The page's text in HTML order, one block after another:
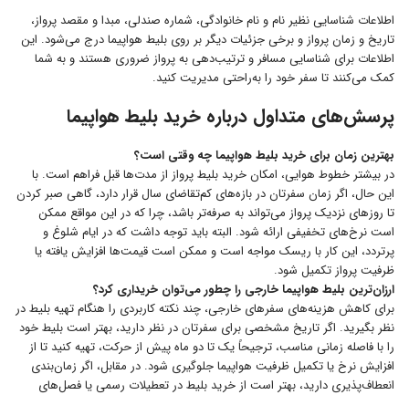
اطلاعات شناسایی نظیر نام و نام خانوادگی، شماره صندلی، مبدا و مقصد پرواز،
تاریخ و زمان پرواز و برخی جزئیات دیگر بر روی بلیط هواپیما درج می‌شود. این
اطلاعات برای شناسایی مسافر و ترتیب‌دهی به پرواز ضروری هستند و به شما
کمک می‌کنند تا سفر خود را به‌راحتی مدیریت کنید.
پرسش‌های متداول درباره خرید بلیط هواپیما
بهترین زمان برای خرید بلیط هواپیما چه وقتی است؟
در بیشتر خطوط هوایی، امکان خرید بلیط پرواز از مدت‌ها قبل فراهم است. با
این حال، اگر زمان سفرتان در بازه‌های کم‌تقاضای سال قرار دارد، گاهی صبر کردن
تا روزهای نزدیک پرواز می‌تواند به صرفه‌تر باشد، چرا که در این مواقع ممکن
است نرخ‌های تخفیفی ارائه شود. البته باید توجه داشت که در ایام شلوغ و
پرتردد، این کار با ریسک مواجه است و ممکن است قیمت‌ها افزایش یافته یا
ظرفیت پرواز تکمیل شود.
ارزان‌ترین بلیط هواپیما خارجی را چطور می‌توان خریداری کرد؟
برای کاهش هزینه‌های سفرهای خارجی، چند نکته کاربردی را هنگام تهیه بلیط در
نظر بگیرید. اگر تاریخ مشخصی برای سفرتان در نظر دارید، بهتر است بلیط خود
را با فاصله زمانی مناسب، ترجیحاً یک تا دو ماه پیش از حرکت، تهیه کنید تا از
افزایش نرخ یا تکمیل ظرفیت هواپیما جلوگیری شود. در مقابل، اگر زمان‌بندی
انعطاف‌پذیری دارید، بهتر است از خرید بلیط در تعطیلات رسمی یا فصل‌های